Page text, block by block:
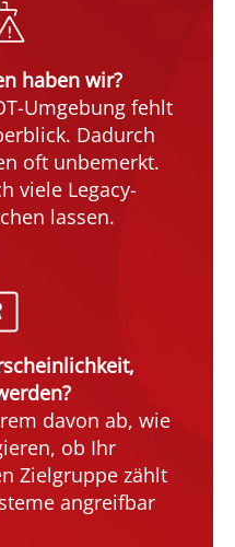
haben wir?
Umgebung fehlt
Dadurch
oft unbemerkt.
viele Legacy-
lassen.
davon ab, wie
ob Ihr
Zielgruppe zählt
angreifbar